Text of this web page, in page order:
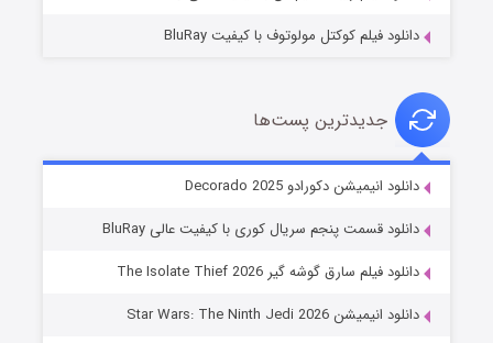
خاندان اژدها فصل ۳
دانلود فیلم کوکتل مولوتوف با کیفیت BluRay
جدیدترین پست‌ها
دانلود انیمیشن دکورادو Decorado 2025
دانلود قسمت پنجم سریال کوری با کیفیت عالی BluRay
دانلود فیلم سارق گوشه گیر The Isolate Thief 2026
دانلود انیمیشن Star Wars: The Ninth Jedi 2026